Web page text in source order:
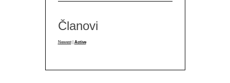
Članovi
Newest | Active